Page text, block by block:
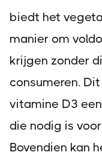
biedt het
manier om
krijgen zonder
consumeren.
vitamine D3
die nodig is
Bovendien kan